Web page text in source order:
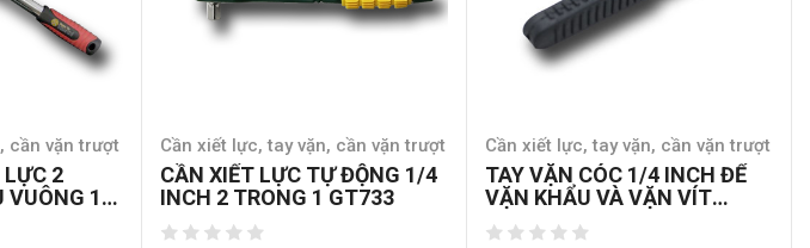
cần vặn trượt
LỰC 2
VUÔNG 1/2
Cần xiết lực, tay vặn, cần vặn trượt
CẦN XIẾT LỰC TỰ ĐỘNG 1/4
INCH 2 TRONG 1 GT733
Cần xiết lực, tay vặn, cần vặn trượt
TAY VẶN CÓC 1/4 INCH ĐỂ
VẶN KHẨU VÀ VẶN VÍT
GT732